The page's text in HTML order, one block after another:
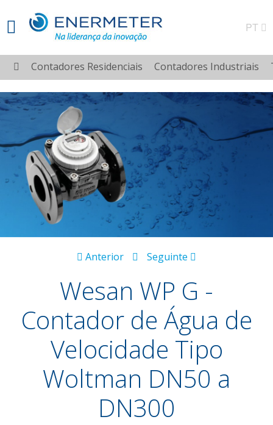
PT
Contadores Residenciais Contadores Industriais
Anterior Seguinte
Wesan WP G -
Contador de Água de
Velocidade Tipo
Woltman DN50 a
DN300